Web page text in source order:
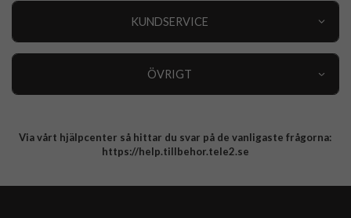
KUNDSERVICE
ÖVRIGT
Integritetspolicy
Via vårt hjälpcenter så hittar du svar på de vanligaste frågorna:
https://help.tillbehor.tele2.se